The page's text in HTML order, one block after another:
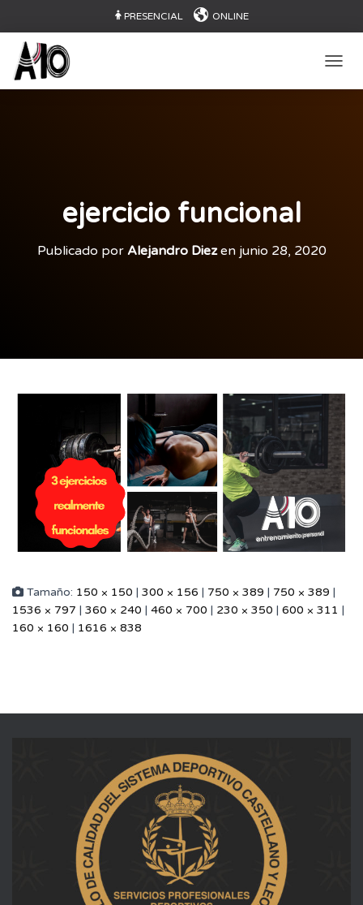
PRESENCIAL ONLINE
ejercicio funcional
Publicado por Alejandro Diezen junio 28, 2020
Tamaño: 150 × 150 | 300 × 156 | 750 × 389 | 750 × 389 |
1536 × 797 | 360 × 240 | 460 × 700 | 230 × 350 | 600 × 311 |
160 × 160 | 1616 × 838